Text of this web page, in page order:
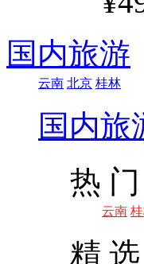
国内旅游
云南 北京 桂林
国内旅
热 门
云南
精 选